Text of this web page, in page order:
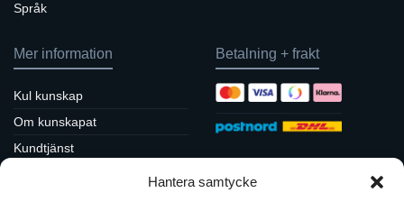
Hantera samtycke
Språk
Mer information
Kul kunskap
Om kunskapat
Kundtjänst
Betalning + frakt
Sociala medier